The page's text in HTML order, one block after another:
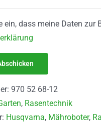
ein, dass meine Daten zur
970 52 68-12
, Rasentechnik
Husqvarna, Mähroboter,